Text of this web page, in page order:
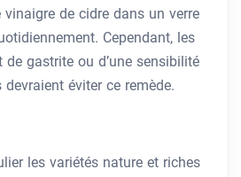
de cidre dans un verre
Cependant, les
gastrite ou d’une sensibilité
éviter ce remède.
les variétés nature et riches